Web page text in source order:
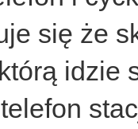
się że
idzie
telefon